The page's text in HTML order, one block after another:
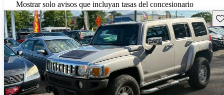
Mostrar solo avisos que incluyan tasas del concesionario